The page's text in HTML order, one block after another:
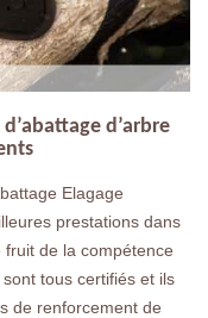
d’arbre
Elagage
prestations dans
fruit de la compétence
tous certifiés et ils
de renforcement de